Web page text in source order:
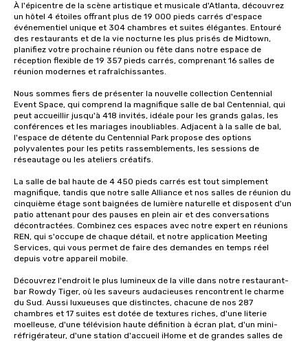
À l'épicentre de la scène artistique et musicale d'Atlanta, découvrez
un hôtel 4 étoiles offrant plus de 19 000 pieds carrés d'espace
événementiel unique et 304 chambres et suites élégantes. Entouré
des restaurants et de la vie nocturne les plus prisés de Midtown,
planifiez votre prochaine réunion ou fête dans notre espace de
réception flexible de 19 357 pieds carrés, comprenant 16 salles de
réunion modernes et rafraîchissantes.
Nous sommes fiers de présenter la nouvelle collection Centennial
Event Space, qui comprend la magnifique salle de bal Centennial, qui
peut accueillir jusqu'à 418 invités, idéale pour les grands galas, les
conférences et les mariages inoubliables. Adjacent à la salle de bal,
l'espace de détente du Centennial Park propose des options
polyvalentes pour les petits rassemblements, les sessions de
réseautage ou les ateliers créatifs.
La salle de bal haute de 4 450 pieds carrés est tout simplement
magnifique, tandis que notre salle Alliance et nos salles de réunion du
cinquième étage sont baignées de lumière naturelle et disposent d'un
patio attenant pour des pauses en plein air et des conversations
décontractées. Combinez ces espaces avec notre expert en réunions
REN, qui s'occupe de chaque détail, et notre application Meeting
Services, qui vous permet de faire des demandes en temps réel
depuis votre appareil mobile.
Découvrez l'endroit le plus lumineux de la ville dans notre restaurant-
bar Rowdy Tiger, où les saveurs audacieuses rencontrent le charme
du Sud. Aussi luxueuses que distinctes, chacune de nos 287
chambres et 17 suites est dotée de textures riches, d'une literie
moelleuse, d'une télévision haute définition à écran plat, d'un mini-
réfrigérateur, d'une station d'accueil iHome et de grandes salles de